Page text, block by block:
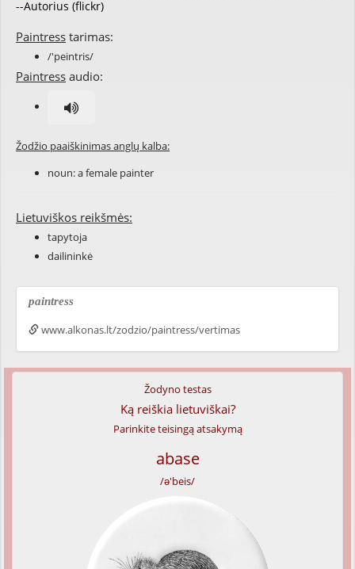
--Autorius (flickr)
Paintress tarimas:
/'peintris/
Paintress audio:
Žodžio paaiškinimas anglų kalba:
noun: afemale painter
Lietuviškos reikšmės:
tapytoja
dailininkė
paintress
www.alkonas.lt/zodzio/paintress/vertimas
Žodyno testas
Ką reiškia lietuviškai?
Parinkite teisingą atsakymą
abase
/ə'beis/